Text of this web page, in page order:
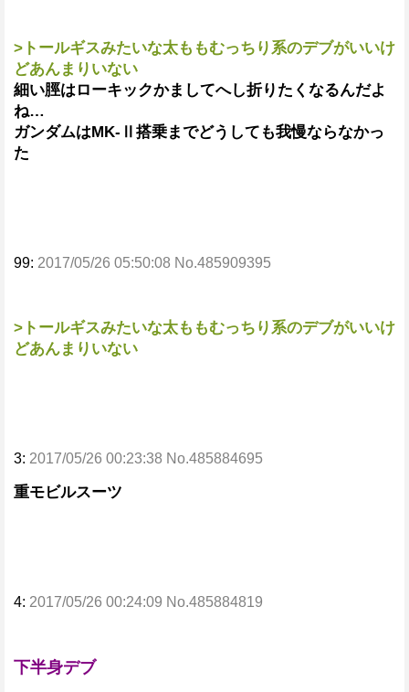
>トールギスみたいな太ももむっちり系のデブがいいけ
どあんまりいない
細い脛はローキックかましてへし折りたくなるんだよ
ね…
ガンダムはMK-Ⅱ搭乗までどうしても我慢ならなかっ
た
99: 2017/05/26 05:50:08 No.485909395
>トールギスみたいな太ももむっちり系のデブがいいけ
どあんまりいない
3: 2017/05/26 00:23:38 No.485884695
重モビルスーツ
4: 2017/05/26 00:24:09 No.485884819
下半身デブ